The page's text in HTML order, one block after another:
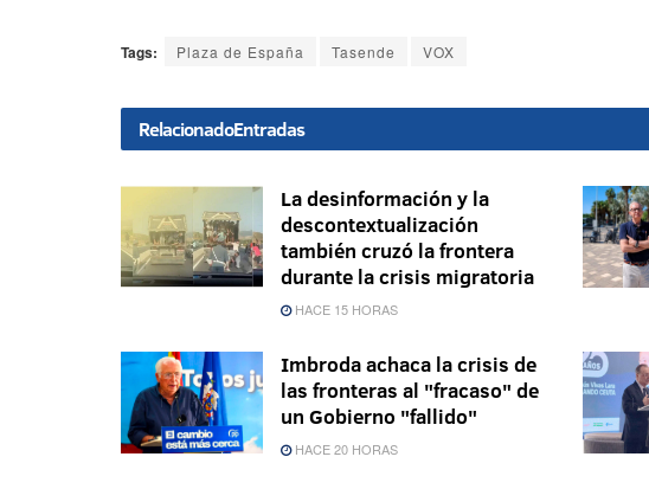
Tags: Plaza de España Tasende VOX
RelacionadoEntradas
La desinformación y la
descontextualización
también cruzó la frontera
durante la crisis migratoria
HACE 15 HORAS
Imbroda achaca la crisis de
las fronteras al "fracaso" de
un Gobierno "fallido"
HACE 20 HORAS